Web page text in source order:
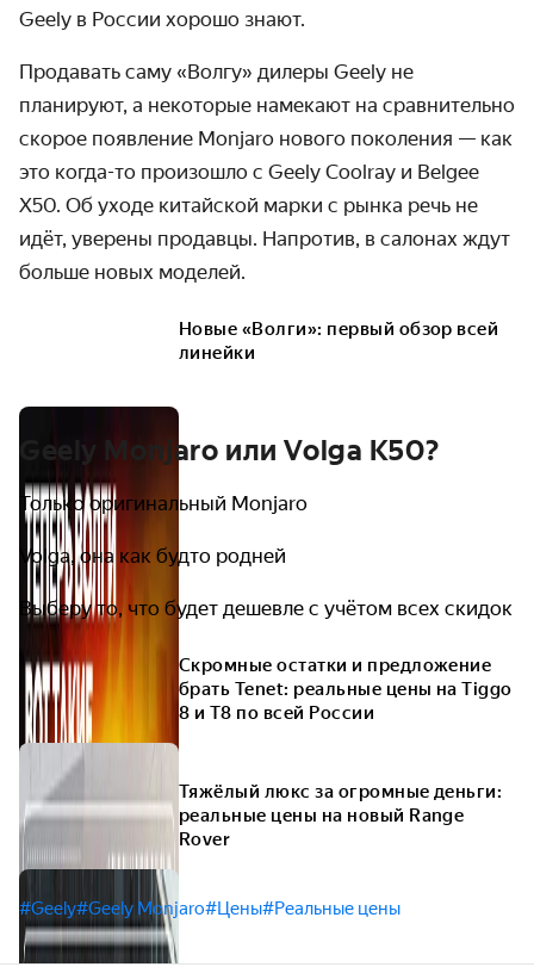
Geely в России хорошо знают.
Продавать саму «Волгу» дилеры Geely не
планируют, а некоторые намекают на сравнительно
скорое появление Monjaro нового поколения — как
это когда-то произошло с Geely Coolray и Belgee
X50. Об уходе китайской марки с рынка речь не
идёт, уверены продавцы. Напротив, в салонах ждут
больше новых моделей.
Новые «Волги»: первый обзор всей
линейки
Geely Monjaro или Volga K50?
Только оригинальный Monjaro
Volga, она как будто родней
Выберу то, что будет дешевле с учётом всех скидок
Скромные остатки и предложение
брать Tenet: реальные цены на Tiggo
8 и T8 по всей России
Тяжёлый люкс за огромные деньги:
реальные цены на новый Range
Rover
#Geely#Geely Monjaro#Цены#Реальные цены